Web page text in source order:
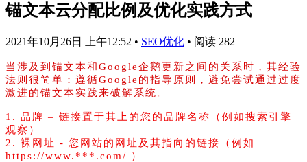
锚文本云分配比例及优化实践方式
2021年10月26日 上午12:52 • SEO优化 • 阅读 282
当涉及到锚文本和Google企鹅更新之间的关系时，其经验
法则很简单：遵循Google的指导原则，避免尝试通过过度
激进的锚文本实践来破解系统。
1. 品牌 – 链接置于其上的您的品牌名称（例如搜索引擎
观察）
2. 裸网址 - 您网站的网址及其指向的链接（例如
https://www.***.com/ ）